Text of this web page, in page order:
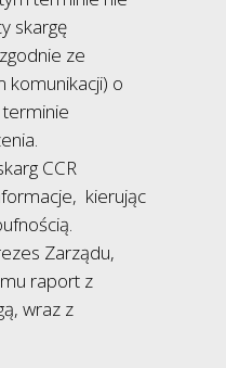
skargę
ze
komunikacji) o
terminie
CCR
kierując
Zarządu,
raport z
wraz z